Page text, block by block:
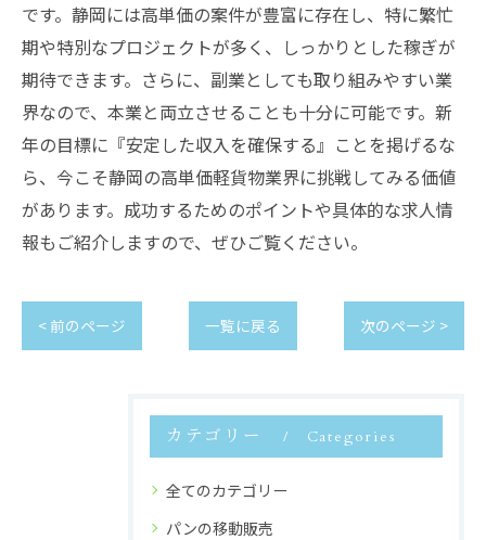
です。静岡には高単価の案件が豊富に存在し、特に繁忙
期や特別なプロジェクトが多く、しっかりとした稼ぎが
期待できます。さらに、副業としても取り組みやすい業
界なので、本業と両立させることも十分に可能です。新
年の目標に『安定した収入を確保する』ことを掲げるな
ら、今こそ静岡の高単価軽貨物業界に挑戦してみる価値
があります。成功するためのポイントや具体的な求人情
報もご紹介しますので、ぜひご覧ください。
< 前のページ 一覧に戻る 次のページ >
カテゴリー Categories
全てのカテゴリー
パンの移動販売